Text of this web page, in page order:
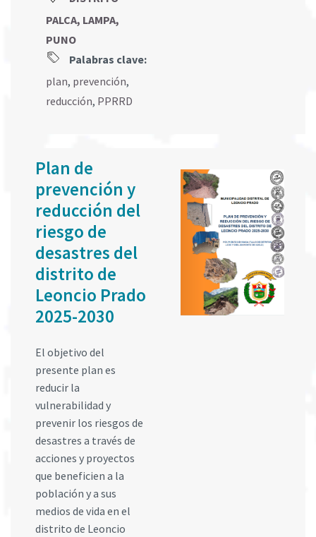
PALCA, LAMPA,
PUNO
Palabras clave:
plan, prevención,
reducción, PPRRD
Plan de
prevención y
reducción del
riesgo de
desastres del
distrito de
Leoncio Prado
2025-2030
El objetivo del
presente plan es
reducir la
vulnerabilidad y
prevenir los riesgos de
desastres a través de
acciones y proyectos
que beneficien a la
población y a sus
medios de vida en el
distrito de Leoncio